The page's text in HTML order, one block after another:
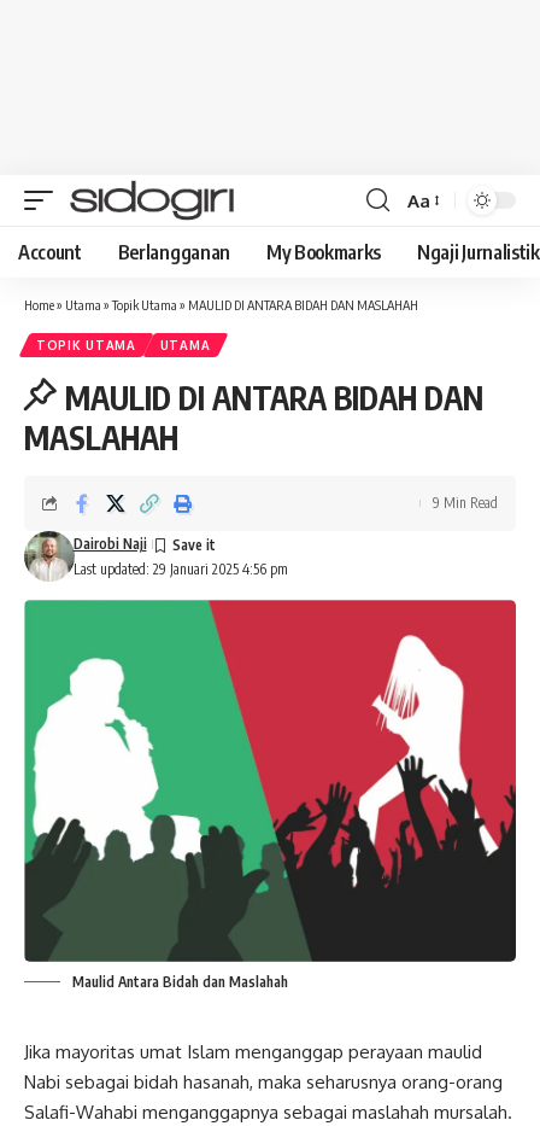
Font
Resizer
Aa
Account Berlangganan My Bookmarks Ngaji Jurnalistik
Home» Utama »Topik Utama » MAULID DI ANTARA BIDAH DAN MASLAHAH
TOPIK UTAMA UTAMA
MAULID DI ANTARA BIDAH DAN
MASLAHAH
Last updated: 29 Januari 2025 4:56 pm
Dairobi Naji
9 Min Read
Maulid Antara Bidah dan Maslahah
Jika mayoritas umat Islam menganggap perayaan maulid
Nabi sebagai bidah hasanah, maka seharusnya orang-orang
Salafi-Wahabi menganggapnya sebagai maslahah mursalah.